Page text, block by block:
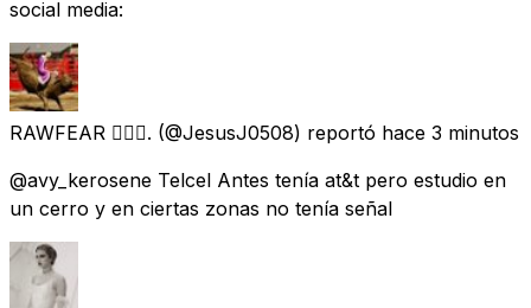
social media:
RAWFEAR ∣⃝⌿. (@JesusJ0508) reportó hace 3 minutos
@avy_kerosene Telcel Antes tenía at&t pero estudio en
un cerro y en ciertas zonas no tenía señal